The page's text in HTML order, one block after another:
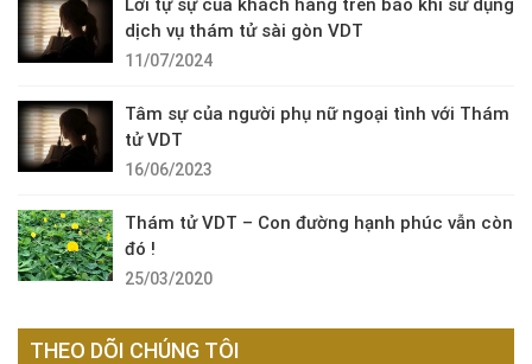
Lời tự sự của khách hàng trên báo khi sử dụng
dịch vụ thám tử sài gòn VDT
11/07/2024
Tâm sự của người phụ nữ ngoại tình với Thám
tử VDT
16/06/2023
Thám tử VDT – Con đường hạnh phúc vẫn còn
đó !
25/03/2020
THEO DÕI CHÚNG TÔI